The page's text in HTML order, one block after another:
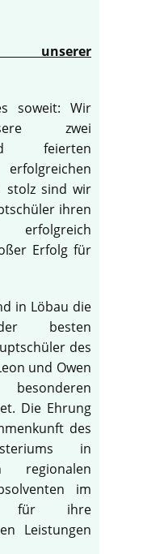
unserer
soweit: Wir
zwei
feierten
stolz sind wir
ihren
erfolgreich
Erfolg für
in Löbau die
besten
des
und Owen
Die Ehrung
des
in
im
für ihre
Leistungen